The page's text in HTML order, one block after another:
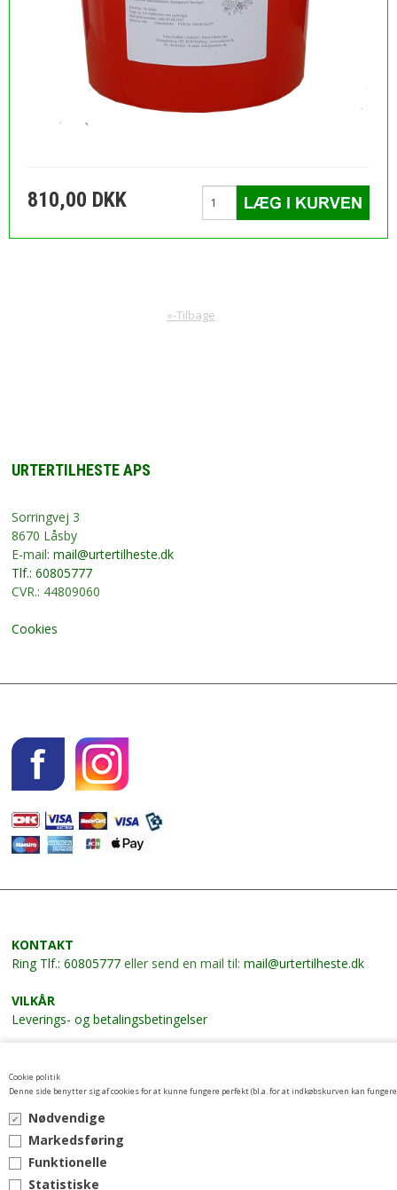
Cookie politik
Denne side benytter sig af cookies for at kunne fungere perfekt (bl.a. for at indkøbskurven kan
Nødvendige
Markedsføring
Funktionelle
Statistiske
810,00 DKK
«-Tilbage
URTERTILHESTE APS
Sorringvej 3
8670 Låsby
E-mail: mail@urtertilheste.dk
Tlf.: 60805777
CVR.: 44809060
Cookies
KONTAKT
Ring Tlf.: 60805777eller send en mail til: mail@urtertilheste.dk
VILKÅR
Leverings- og betalingsbetingelser
Tilmeld nyhedsbrev her